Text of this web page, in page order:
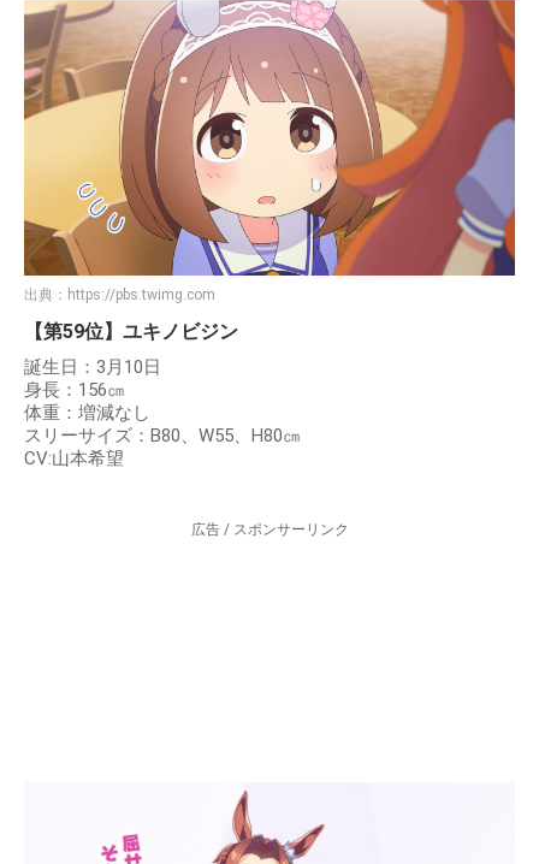
出典： https://pbs.twimg.com
【第59位】ユキノビジン
誕生日：3月10日
身長：156㎝
体重：増減なし
スリーサイズ：B80、W55、H80㎝
CV:山本希望
広告 / スポンサーリンク